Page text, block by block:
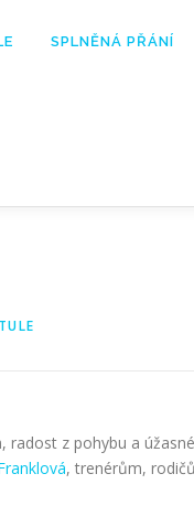
SPLNĚNÁ PŘÁNÍ
radost z pohybu a
, trenérům,